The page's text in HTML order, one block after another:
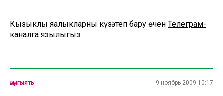
Кызыклы яңалыкларны күзәтеп бару өчен Телеграм-
каналга язылыгыз
җәмгыять 9 ноябрь 2009 10:17